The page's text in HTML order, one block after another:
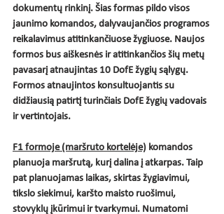
dokumentų rinkinį. Šias formas pildo visos
jaunimo komandos, dalyvaujančios programos
reikalavimus atitinkančiuose žygiuose. Naujos
formos bus aiškesnės ir atitinkančios šių metų
pavasarį atnaujintas 10 DofE žygių sąlygų.
Formos atnaujintos konsultuojantis su
didžiausią patirtį turinčiais DofE žygių vadovais
ir vertintojais.
F1 formoje (maršruto kortelėje) komandos
planuoja maršrutą, kurį dalina į atkarpas. Taip
pat planuojamas laikas, skirtas žygiavimui,
tikslo siekimui, karšto maisto ruošimui,
stovyklų įkūrimui ir tvarkymui. Numatomi